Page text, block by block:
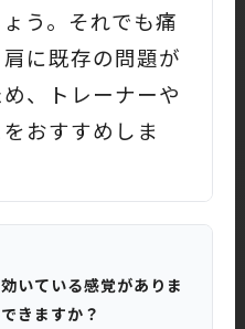
う。それでも痛
に既存の問題が
、トレーナーや
おすすめしま
いている感覚がありま
きますか？